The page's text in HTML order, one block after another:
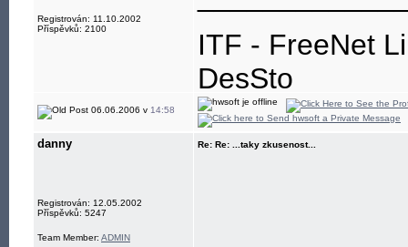
Registrován: 11.10.2002
Příspěvků: 2100
ITF - FreeNet
DesSto
jabber:
06.06.2006 v 14:58
danny
Registrován: 12.05.2002
Příspěvků: 5247
Team Member: ADMIN
Re: Re: ...taky zkusenost...